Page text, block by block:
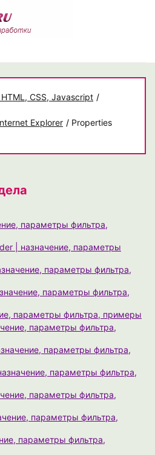
CSS, Javascript /
Explorer / Properties
параметры фильтра,
| назначение, параметры
параметры фильтра,
параметры фильтра,
параметры фильтра, примеры
параметры фильтра,
параметры фильтра,
параметры фильтра,
параметры фильтра,
параметры фильтра,
параметры фильтра,